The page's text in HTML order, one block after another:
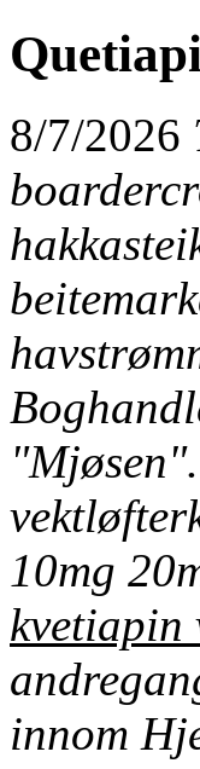
8/7/2026
10mg
kvetiapin
innom